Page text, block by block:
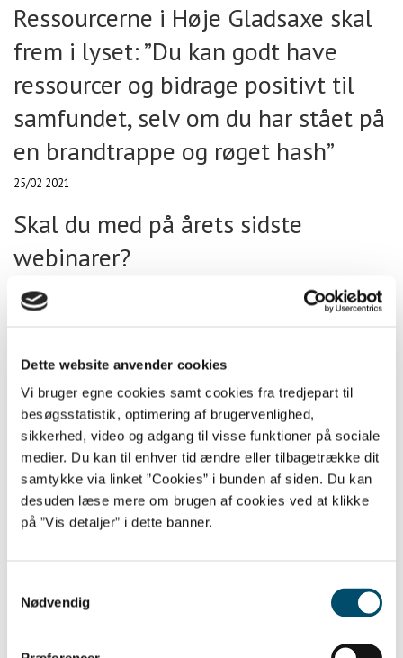
Dette website anvender cookies
Vi bruger egne cookies samt cookies fra tredjepart til
besøgsstatistik, optimering af brugervenlighed,
sikkerhed, video og adgang til visse funktioner på sociale
medier. Du kan til enhver tid ændre eller tilbagetrække dit
samtykke via linket ”Cookies” i bunden af siden. Du kan
desuden læse mere om brugen af cookies ved at klikke
på ”Vis detaljer” i dette banner.
Nødvendig
Ressourcerne i Høje Gladsaxe skal
frem i lyset: ”Du kan godt have
ressourcer og bidrage positivt til
samfundet, selv om du har stået på
en brandtrappe og røget hash”
25/02 2021
Skal du med på årets sidste
webinarer?
12/11 2020
online blandt børn og unge: ”Det
har slået mig, hvor lidt vi faktisk
ved”
24/09 2020
Uddannelse: Bliv klogere på børn
og unges online-liv på kanten
Ny chance: Kom til webinar om